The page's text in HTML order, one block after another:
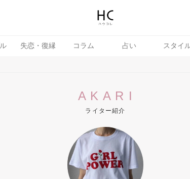
失恋・復縁 コラム 占い スタイ
A K A R I
ライター紹介